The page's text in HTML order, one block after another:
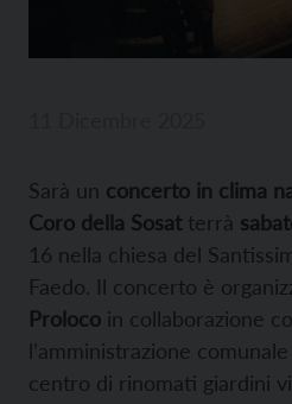
Sarà un concerto in clima
Coro della Sosatterrà
16 nella chiesa del
Faedo. Il concerto è
Proloco in collaborazione
l’amministrazione
centro di rinomati giardini